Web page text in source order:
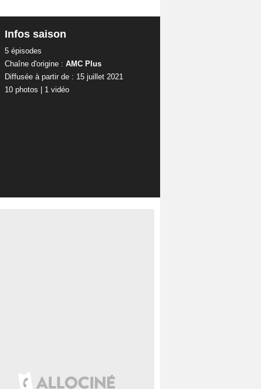
Infos saison
5 épisodes
Chaîne d'origine : AMC Plus
Diffusée à partir de : 15 juillet 2021
10 photos
1 vidéo